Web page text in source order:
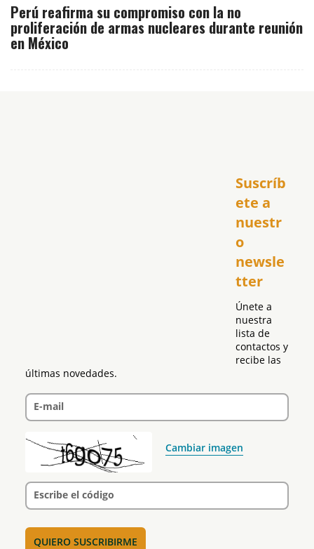
Perú reafirma su compromiso con la no
proliferación de armas nucleares durante reunión
en México
Suscríb
ete a
nuestr
o
newsle
tter
Únete a
nuestra
lista de
contactos y
recibe las
últimas novedades.
E-mail
Cambiar imagen
Escribe el código